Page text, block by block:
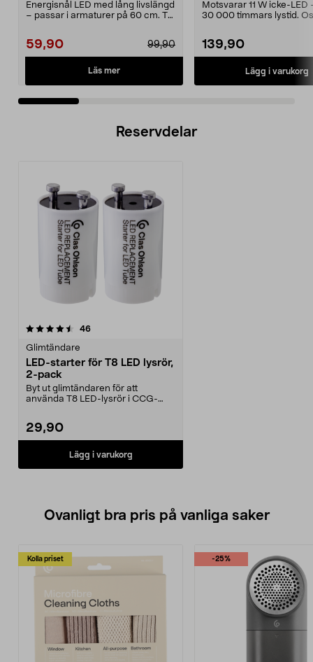
Energisnål LED med lång livslängd
– passar i armaturer på 60 cm. T8
59,90 99,90
Läs mer
Motsvarar 11 W icke-LED
30 000 timmars lystid.
139,90
Lägg i varukorg
Reservdelar
46recensioner
Glimtändare
LED-starter för T8 LED lysrör,
2-pack
Byt ut glimtändaren för att
använda T8 LED-lysrör i CCG-
29,90
Lägg i varukorg
Ovanligt bra pris på vanliga saker
Kolla priset -25%